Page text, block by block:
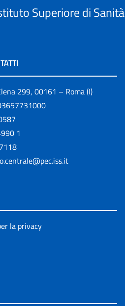
Superiore di Sanità
299, 00161 – Roma (I)
1
la privacy